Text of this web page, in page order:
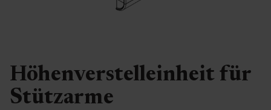
Höhenverstelleinheit für
Stützarme